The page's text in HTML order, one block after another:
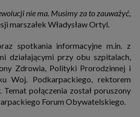
technologię tę wykorzystują również podmioty z
chcą dopasowywać reklamy do Twoich preferencji.
na Twoim urządzeniu końcowym (tj. twój
Internecie. Szczegółową informację na temat plików
. Pod tym linkiem znajdziesz także informację o tym jak
funkcjonowanie plików cookies itp. oraz jak
Twoich danych i ich przetwarzania przez nas, inne
możesz ją w każdej chwili wycofać (cofnięcie zgody
nie ma. Musimy za to zauważyć,
marszałek Władysław Ortyl.
spotkania informacyjne m.in. z
działającymi przy obu szpitalach,
Zdrowia, Polityki Prorodzinnej i
Woj. Podkarpackiego, rektorem
połączenia został poruszony
Forum Obywatelskiego.